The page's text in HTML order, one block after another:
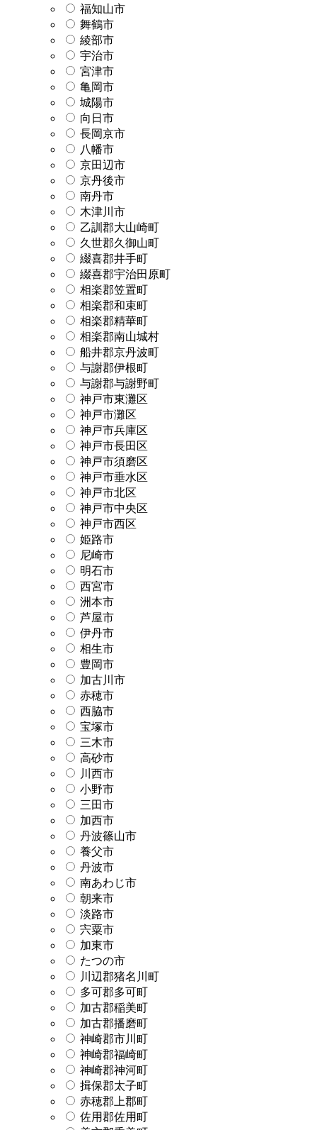
福知山市
舞鶴市
綾部市
宇治市
宮津市
亀岡市
城陽市
向日市
長岡京市
八幡市
京田辺市
京丹後市
南丹市
木津川市
乙訓郡大山崎町
久世郡久御山町
綴喜郡井手町
綴喜郡宇治田原町
相楽郡笠置町
相楽郡和束町
相楽郡精華町
相楽郡南山城村
船井郡京丹波町
与謝郡伊根町
与謝郡与謝野町
神戸市東灘区
神戸市灘区
神戸市兵庫区
神戸市長田区
神戸市須磨区
神戸市垂水区
神戸市北区
神戸市中央区
神戸市西区
姫路市
尼崎市
明石市
西宮市
洲本市
芦屋市
伊丹市
相生市
豊岡市
加古川市
赤穂市
西脇市
宝塚市
三木市
高砂市
川西市
小野市
三田市
加西市
丹波篠山市
養父市
丹波市
南あわじ市
朝来市
淡路市
宍粟市
加東市
たつの市
川辺郡猪名川町
多可郡多可町
加古郡稲美町
加古郡播磨町
神崎郡市川町
神崎郡福崎町
神崎郡神河町
揖保郡太子町
赤穂郡上郡町
佐用郡佐用町